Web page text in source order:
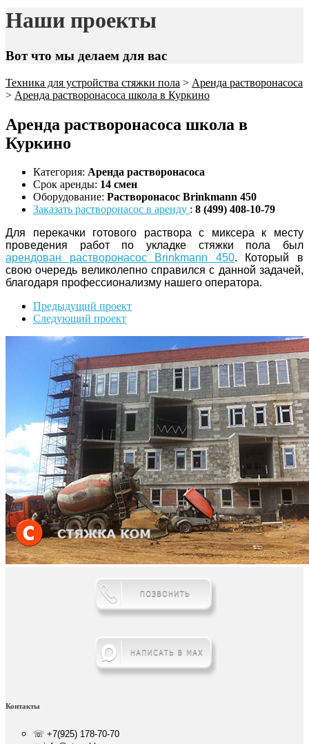
Наши проекты
Вот что мы делаем для вас
Техника для устройства стяжки пола > Аренда растворонасоса
> Аренда растворонасоса школа в Куркино
Аренда растворонасоса школа в
Куркино
Категория: Аренда растворонасоса
Срок аренды: 14 смен
Оборудование: Растворонасос Brinkmann 450
Заказать растворонасос в аренду : 8 (499) 408-10-79
Для перекачки готового раствора с миксера к месту
проведения работ по укладке стяжки пола был
арендован растворонасос Brinkmann 450. Который в
свою очередь великолепно справился с данной задачей,
благодаря профессионализму нашего оператора.
Предыдущий проект
Следующий проект
Контакты
☏ +7(925) 178-70-70